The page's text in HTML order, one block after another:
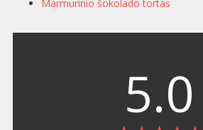
Marmurinio šokolado tortas
5.0